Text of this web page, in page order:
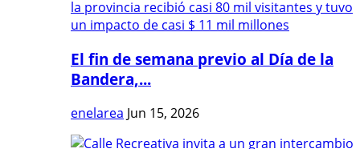
El fin de semana previo al Día de la
Bandera,...
enelarea Jun 15, 2026